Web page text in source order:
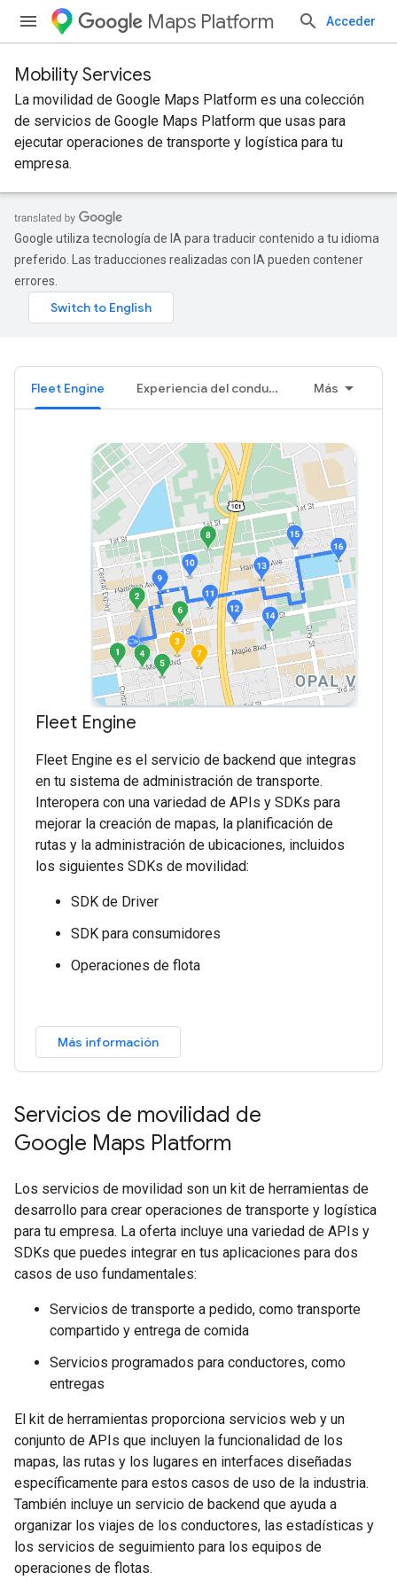
Maps Platform Acceder
Mobility Services
La movilidad de Google Maps Platform es una colección
de servicios de Google Maps Platform que usas para
ejecutar operaciones de transporte y logística para tu
empresa.
Google utiliza tecnología de IA para traducir contenido a tu idioma
preferido. Las traducciones realizadas con IA pueden contener
errores.
Fleet Engine Experiencia del conductor Más
Fleet Engine
Fleet Engine es el servicio de backend que integras
en tu sistema de administración de transporte.
Interopera con una variedad de APIs y SDKs para
mejorar la creación de mapas, la planificación de
rutas y la administración de ubicaciones, incluidos
los siguientes SDKs de movilidad:
SDK de Driver
SDK para consumidores
Operaciones de flota
Más información
Servicios de movilidad de
Google Maps Platform
Los servicios de movilidad son un kit de herramientas de
desarrollo para crear operaciones de transporte y logística
para tu empresa. La oferta incluye una variedad de APIs y
SDKs que puedes integrar en tus aplicaciones para dos
casos de uso fundamentales:
Servicios de transporte a pedido, como transporte
compartido y entrega de comida
Servicios programados para conductores, como
entregas
El kit de herramientas proporciona servicios web y un
conjunto de APIs que incluyen la funcionalidad de los
mapas, las rutas y los lugares en interfaces diseñadas
específicamente para estos casos de uso de la industria.
También incluye un servicio de backend que ayuda a
organizar los viajes de los conductores, las estadísticas y
los servicios de seguimiento para los equipos de
operaciones de flotas.